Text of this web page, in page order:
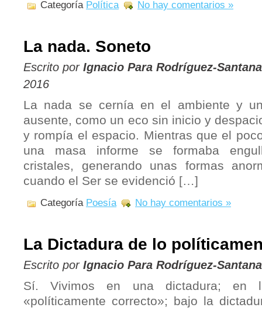
Categoría Política No hay comentarios »
La nada. Soneto
Escrito por Ignacio Para Rodríguez-Santana
2016
La nada se cernía en el ambiente y
ausente, como un eco sin inicio y
y rompía el espacio. Mientras que el
una masa informe se formaba
cristales, generando unas formas
cuando el Ser se evidenció […]
Categoría Poesía No hay comentarios »
La Dictadura de lo
Escrito por Ignacio Para Rodríguez-Santana
Sí. Vivimos en una dictadura; en
«políticamente correcto»; bajo la